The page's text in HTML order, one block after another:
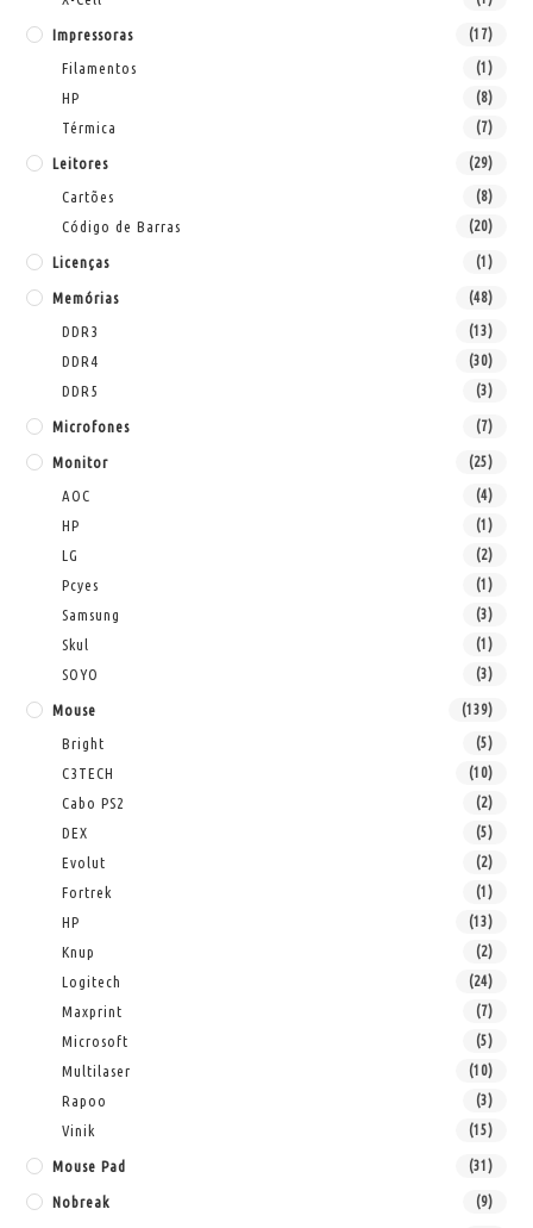
Impressoras (17)
Filamentos (1)
HP (8)
Térmica (7)
Leitores (29)
Cartões (8)
Código de Barras (20)
Licenças (1)
Memórias (48)
DDR3 (13)
DDR4 (30)
DDR5 (3)
Microfones (7)
Monitor (25)
AOC (4)
HP (1)
LG (2)
Pcyes (1)
Samsung (3)
Skul (1)
SOYO (3)
Mouse (139)
Bright (5)
C3TECH (10)
Cabo PS2 (2)
DEX (5)
Evolut (2)
Fortrek (1)
HP (13)
Knup (2)
Logitech (24)
Maxprint (7)
Microsoft (5)
Multilaser (10)
Rapoo (3)
Vinik (15)
Mouse Pad (31)
Nobreak (9)